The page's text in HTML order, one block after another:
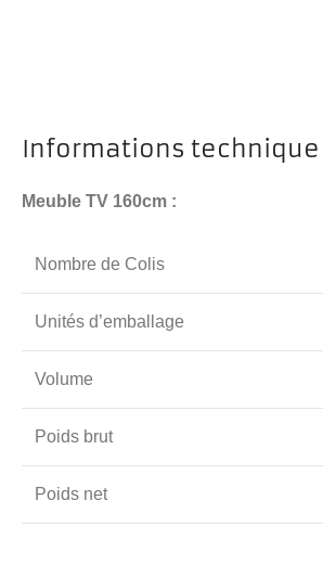
Informations technique
Meuble TV 160cm :
Nombre de Colis
Unités d’emballage
Volume
Poids brut
Poids net